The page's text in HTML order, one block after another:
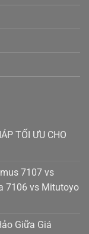
TỐI ƯU CHO
7107 vs
7106 vs Mitutoyo
Giữa Giá